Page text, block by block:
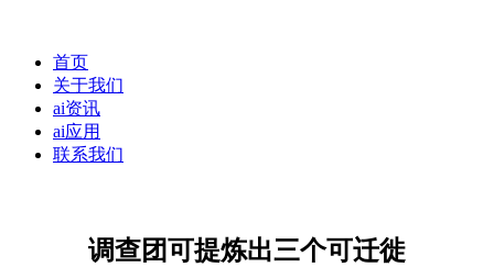
首页
关于我们
ai资讯
ai应用
联系我们
调查团可提炼出三个可迁徙